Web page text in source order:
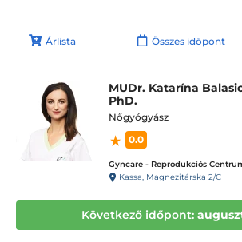
Árlista Összes időpont
MUDr. Katarína
PhD.
Nőgyógyász
0.0
Gyncare - Reprodukciós
Kassa, Magnezitárska 2/C
Következő időpont: